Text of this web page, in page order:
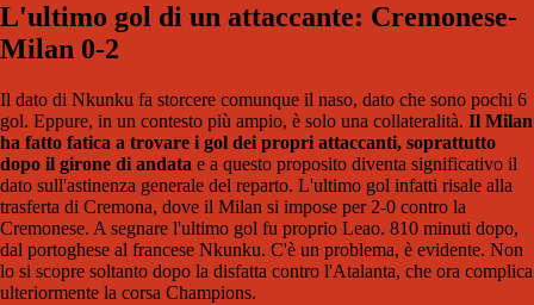
L'ultimo gol di un attaccante: Cremonese-
Milan 0-2
Il dato di Nkunku fa storcere comunque il naso, dato che sono pochi 6
gol. Eppure, in un contesto più ampio, è solo una collateralità. Il Milan
ha fatto fatica a trovare i gol dei propri attaccanti, soprattutto
dopo il girone di andata e a questo proposito diventa significativo il
dato sull'astinenza generale del reparto. L'ultimo gol infatti risale alla
trasferta di Cremona, dove il Milan si impose per 2-0 contro la
Cremonese. A segnare l'ultimo gol fu proprio Leao. 810 minuti dopo,
dal portoghese al francese Nkunku. C'è un problema, è evidente. Non
lo si scopre soltanto dopo la disfatta contro l'Atalanta, che ora complica
ulteriormente la corsa Champions.